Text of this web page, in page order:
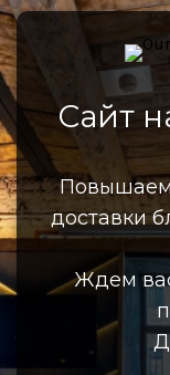
Сайт
Повышаем
доставки
Ждем